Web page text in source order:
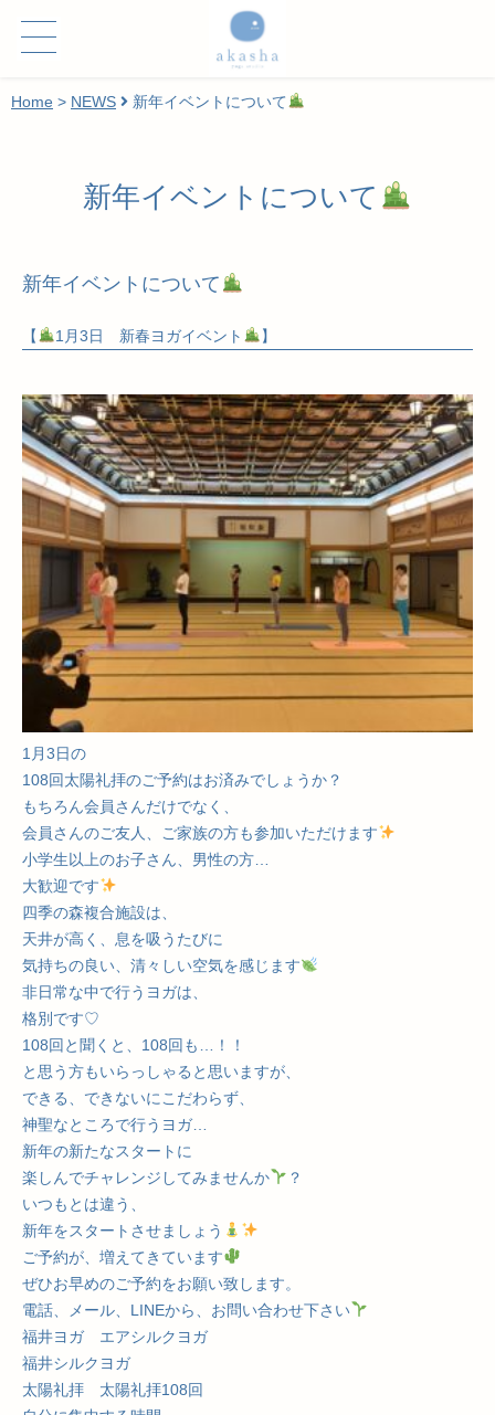
Home > NEWS 新年イベントについて
新年イベントについて
新年イベントについて
【 1月3日 新春ヨガイベント 】
1月3日の
108回太陽礼拝のご予約はお済みでしょうか？
もちろん会員さんだけでなく、
会員さんのご友人、ご家族の方も参加いただけます
小学生以上のお子さん、男性の方…
大歓迎です
四季の森複合施設は、
天井が高く、息を吸うたびに
気持ちの良い、清々しい空気を感じます
非日常な中で行うヨガは、
格別です♡
108回と聞くと、108回も…！！
と思う方もいらっしゃると思いますが、
できる、できないにこだわらず、
神聖なところで行うヨガ…
新年の新たなスタートに
楽しんでチャレンジしてみませんか
？
いつもとは違う、
新年をスタートさせましょう
ご予約が、増えてきています
ぜひお早めのご予約をお願い致します。
電話、メール、LINEから、お問い合わせ下さい
福井ヨガ エアシルクヨガ
福井シルクヨガ
太陽礼拝 太陽礼拝108回